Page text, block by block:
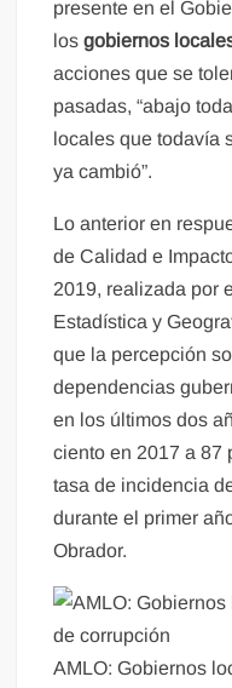
presente en el
losgobiernos
acciones que se
pasadas, “abajo
locales que todavía
ya cambió”.
Lo anterior en
de Calidad e
2019, realizada por
Estadística y
que la percepción
dependencias
en los últimos dos
ciento en 2017 a 87
tasa de incidencia
durante el primer
Obrador.
AMLO: Gobiernos